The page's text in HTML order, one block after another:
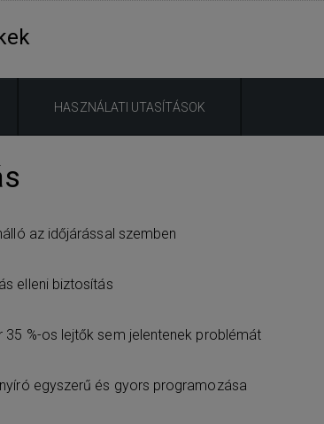
HASZNÁLATI UTASÍTÁSOK
az időjárással szemben
elleni biztosítás
35 %-os lejtők sem jelentenek problémát
egyszerű és gyors programozása